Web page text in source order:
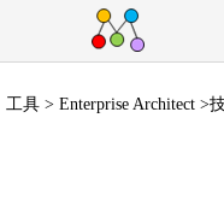
工具 > Enterprise Architect >